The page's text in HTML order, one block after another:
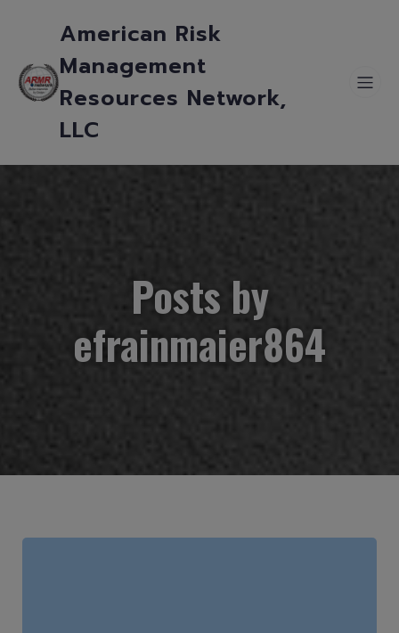
American Risk
Management
Resources Network,
LLC
Posts by
efrainmaier864